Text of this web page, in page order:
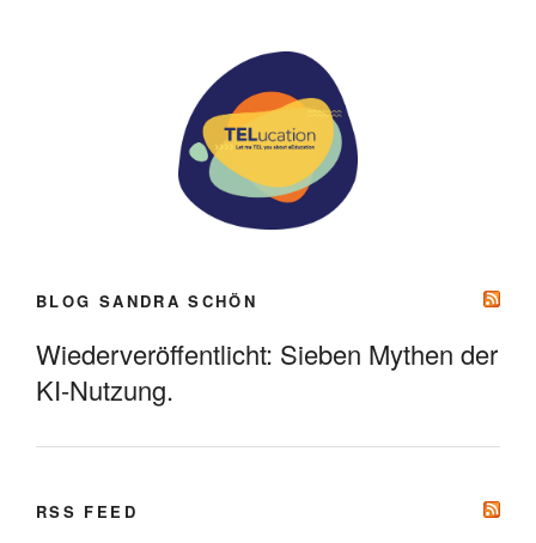
BLOG SANDRA SCHÖN
Wiederveröffentlicht: Sieben Mythen der
KI-Nutzung.
RSS FEED